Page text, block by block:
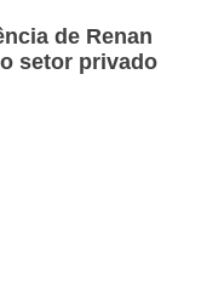
de Renan
setor privado